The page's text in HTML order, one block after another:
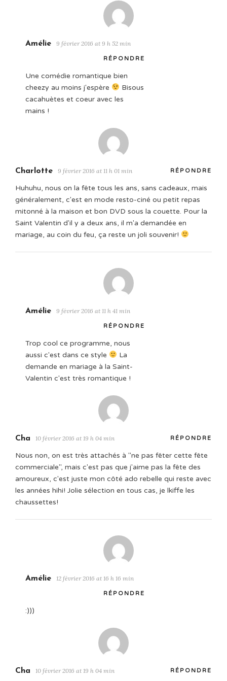
Amélie 9 février 2016 at 9 h 52 min
RÉPONDRE
Une comédie romantique bien
cheezy au moins j'espère
Bisous
cacahuètes et coeur avec les
mains !
Charlotte 9 février 2016 at 11 h 01 min RÉPONDRE
Huhuhu, nous on la fête tous les ans, sans cadeaux, mais
généralement, c'est en mode resto-ciné ou petit repas
mitonné à la maison et bon DVD sous la couette. Pour la
Saint Valentin d'il y a deux ans, il m'a demandée en
mariage, au coin du feu, ça reste un joli souvenir!
Amélie 9 février 2016 at 11 h 41 min
RÉPONDRE
Trop cool ce programme, nous
aussi c'est dans ce style
La
demande en mariage à la Saint-
Valentin c'est très romantique !
Cha 10 février 2016 at 19 h 04 min RÉPONDRE
Nous non, on est très attachés à "ne pas fêter cette fête
commerciale", mais c'est pas que j'aime pas la fête des
amoureux, c'est juste mon côté ado rebelle qui reste avec
les années hihi! Jolie sélection en tous cas, je lkiffe les
chaussettes!
Amélie 12 février 2016 at 16 h 16 min
RÉPONDRE
:)))
Cha 10 février 2016 at 19 h 04 min RÉPONDRE